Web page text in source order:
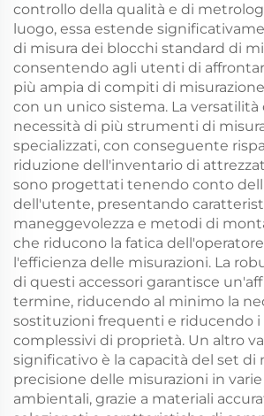
controllo della qualità e di
luogo, essa estende
di misura dei blocchi standard di
consentendo agli utenti di
più ampia di compiti di
con un unico sistema. La versatilità
necessità di più strumenti di
specializzati, con conseguente
riduzione dell'inventario di
sono progettati tenendo conto
dell'utente, presentando
maneggevolezza e metodi di
che riducono la fatica
l'efficienza delle misurazioni. La
di questi accessori garantisce
termine, riducendo al minimo la
sostituzioni frequenti e riducendo i
complessivi di proprietà. Un altro
significativo è la capacità del set di
precisione delle misurazioni in
ambientali, grazie a materiali